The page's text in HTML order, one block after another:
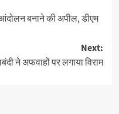
बनाने की अपील, डीएम
Next:
ने अफवाहों पर लगाया विराम